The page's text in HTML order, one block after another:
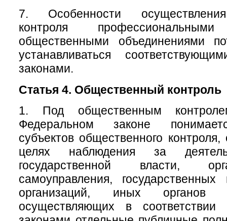
7. Особенности
контроля
общественными объединениями
устанавливаться
законами.
Статья 4. Общественный контроль
1. Под общественным
Федеральном законе
субъектов общественного
целях наблюдения за
государственной власти,
самоуправления,
организаций, иных органов
осуществляющих в